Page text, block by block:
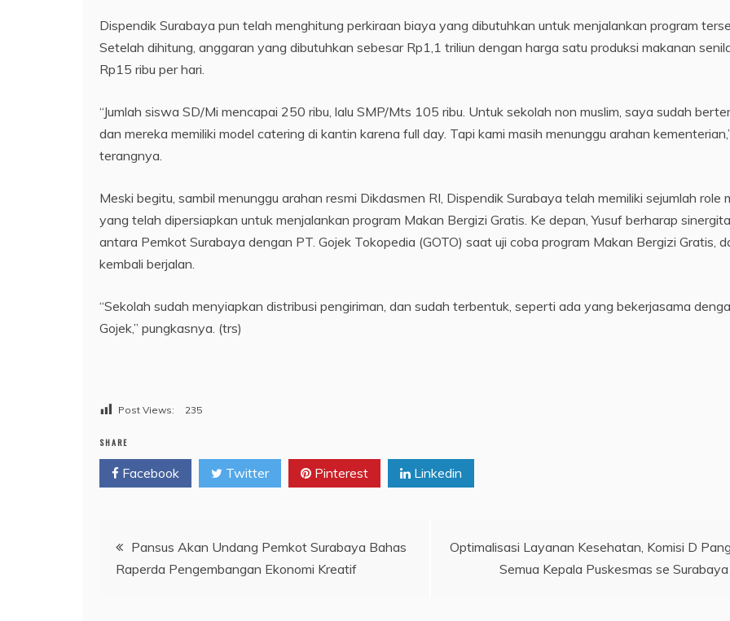
Dispendik Surabaya pun telah menghitung perkiraan biaya yang dibutuhkan untuk menjalankan program
Setelah dihitung, anggaran yang dibutuhkan sebesar Rp1,1 triliun dengan harga satu produksi makanan
Rp15 ribu per hari.
“Jumlah siswa SD/Mi mencapai 250 ribu, lalu SMP/Mts 105 ribu. Untuk sekolah non muslim, saya sudah
dan mereka memiliki model catering di kantin karena full day. Tapi kami masih menunggu arahan
terangnya.
Meski begitu, sambil menunggu arahan resmi Dikdasmen RI, Dispendik Surabaya telah memiliki sejumlah role
yang telah dipersiapkan untuk menjalankan program Makan Bergizi Gratis. Ke depan, Yusuf berharap
antara Pemkot Surabaya dengan PT. Gojek Tokopedia (GOTO) saat uji coba program Makan Bergizi Gratis,
kembali berjalan.
“Sekolah sudah menyiapkan distribusi pengiriman, dan sudah terbentuk, seperti ada yang bekerjasama
Gojek,” pungkasnya. (trs)
Post Views: 235
SHARE
Facebook Twitter Pinterest Linkedin
Navigasi
pos
Pansus Akan Undang Pemkot Surabaya Bahas
Raperda Pengembangan Ekonomi Kreatif
Optimalisasi Layanan Kesehatan, Komisi D
Semua Kepala Puskesmas se Surabaya